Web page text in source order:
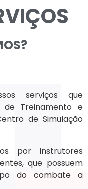
serviços que
de Treinamento e
de Simulação
por instrutores
que possuem
do combate a